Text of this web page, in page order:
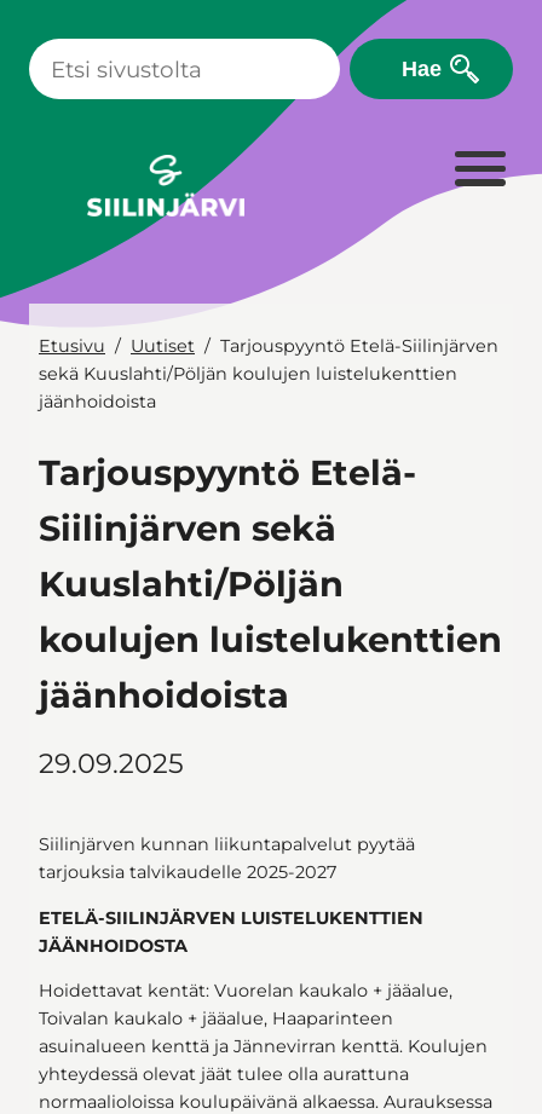
sisältöön
Hae
Etusivu Uutiset
Tarjouspyyntö Etelä-Siilinjärven
sekä Kuuslahti/Pöljän koulujen luistelukenttien
jäänhoidoista
Tarjouspyyntö Etelä-
Siilinjärven sekä
Kuuslahti/Pöljän
koulujen luistelukenttien
jäänhoidoista
29.09.2025
Siilinjärven kunnan liikuntapalvelut pyytää
tarjouksia talvikaudelle 2025-2027
ETELÄ-SIILINJÄRVEN LUISTELUKENTTIEN
JÄÄNHOIDOSTA
Hoidettavat kentät: Vuorelan kaukalo + jääalue,
Toivalan kaukalo + jääalue, Haaparinteen
asuinalueen kenttä ja Jännevirran kenttä. Koulujen
yhteydessä olevat jäät tulee olla aurattuna
normaalioloissa koulupäivänä alkaessa. Aurauksessa